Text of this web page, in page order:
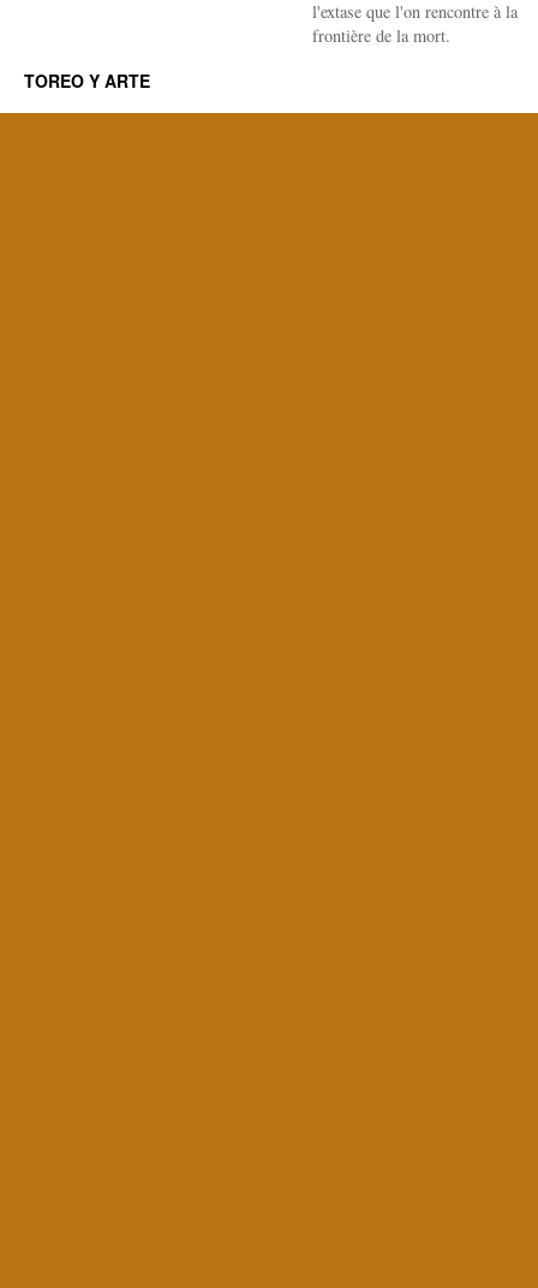
l'extase que l'on rencontre à la
frontière de la mort.
TOREO Y ARTE